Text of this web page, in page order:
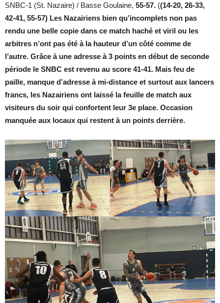
SNBC-1 (St. Nazaire) / Basse Goulaine, 55-57. ((14-20, 26-33,
42-41, 55-57) Les Nazairiens bien qu’incomplets non pas
rendu une belle copie dans ce match haché et viril ou les
arbitres n’ont pas été à la hauteur d’un côté comme de
l’autre. Grâce à une adresse à 3 points en début de seconde
période le SNBC est revenu au score 41-41. Mais feu de
paille, manque d’adresse à mi-distance et surtout aux lancers
francs, les Nazairiens ont laissé la feuille de match aux
visiteurs du soir qui confortent leur 3e place. Occasion
manquée aux locaux qui restent à un points derrière.